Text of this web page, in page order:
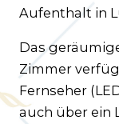
Aufenthalt in
Das
Zimmer
Fernseher
auch über ein